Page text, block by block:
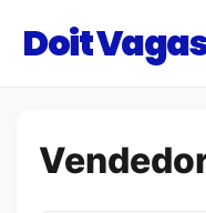
Doit Vagas